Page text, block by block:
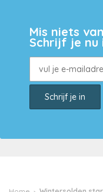
Mis niets
Schrijf je nu